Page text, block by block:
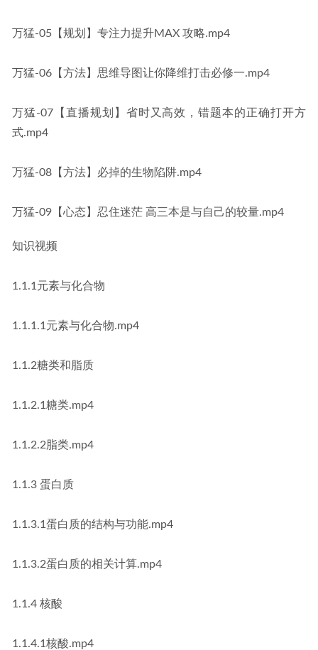
万猛-05【规划】专注力提升MAX 攻略.mp4
万猛-06【方法】思维导图让你降维打击必修一.mp4
万猛-07【直播规划】省时又高效，错题本的正确打开方
式.mp4
万猛-08【方法】必掉的生物陷阱.mp4
万猛-09【心态】忍住迷茫 高三本是与自己的较量.mp4
知识视频
1.1.1元素与化合物
1.1.1.1元素与化合物.mp4
1.1.2糖类和脂质
1.1.2.1糖类.mp4
1.1.2.2脂类.mp4
1.1.3 蛋白质
1.1.3.1蛋白质的结构与功能.mp4
1.1.3.2蛋白质的相关计算.mp4
1.1.4 核酸
1.1.4.1核酸.mp4